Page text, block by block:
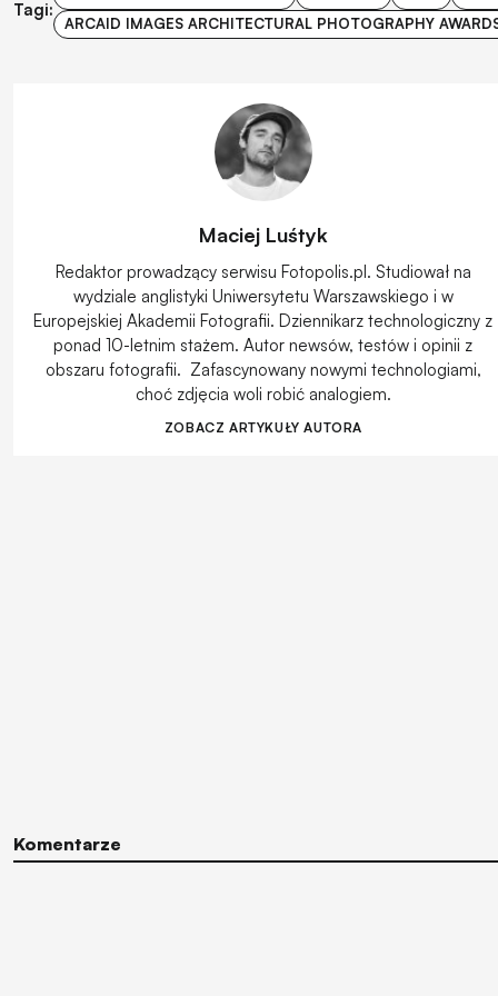
Tagi:
ARCAID IMAGES ARCHITECTURAL PHOTOGRAPHY
Maciej Luśtyk
Redaktor prowadzący serwisu Fotopolis.pl. Studiował na
wydziale anglistyki Uniwersytetu Warszawskiego i w
Europejskiej Akademii Fotografii. Dziennikarz technologiczny z
ponad 10-letnim stażem. Autor newsów, testów i opinii z
obszaru fotografii. Zafascynowany nowymi technologiami,
choć zdjęcia woli robić analogiem.
ZOBACZ ARTYKUŁY AUTORA
Komentarze